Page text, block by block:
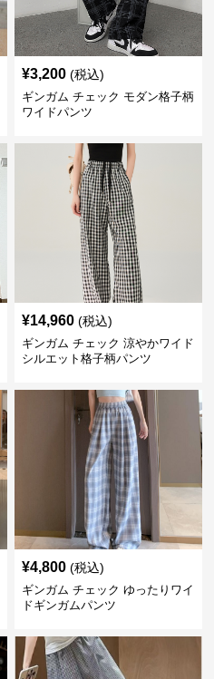
¥3,200 (税込)
ギンガム チェック モダン格子柄
ワイドパンツ
¥14,960 (税込)
ギンガム チェック 涼やかワイド
シルエット格子柄パンツ
¥4,800 (税込)
ギンガム チェック ゆったりワイ
ドギンガムパンツ